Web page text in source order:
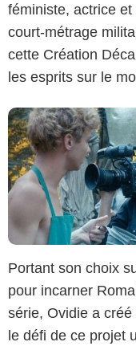
féministe, actrice
court-métrage
cette Création
les esprits sur le
Portant son choix
pour incarner
série, Ovidie a
le défi de ce projet